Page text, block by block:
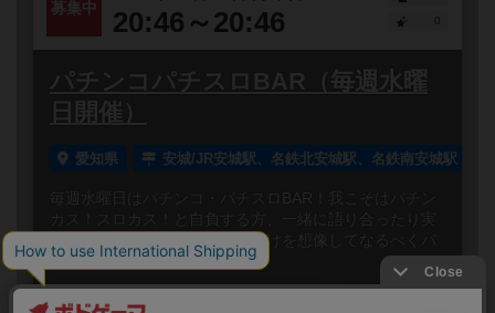
募集中 20:46～20:46
パチンコパチスロBAR（毎週水曜
日開催）
愛知県 安城/JR安城駅、名鉄北安城駅、名鉄南安城駅
毎週水曜日はパチンコ・パチスロBAR！我こそはパチン
カス！スロカス！と自負する方、一緒に語り合ったり実
況見たり、シミュレーターで負けを想像してなるべくパ
チンコ屋に行...
閉じる